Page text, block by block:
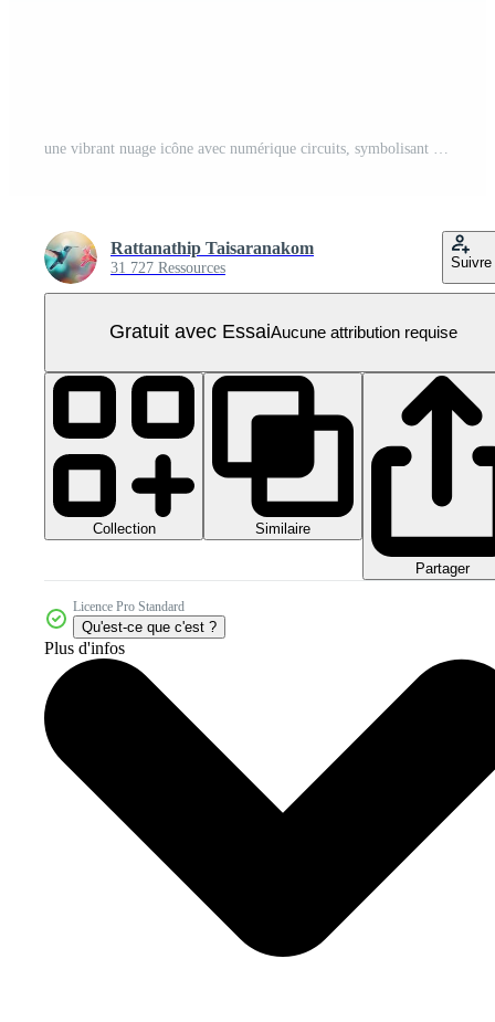
Rattanathip Taisaranakom
31 727 Ressources Suivre
Gratuit avec EssaiAucune attribution requise
Collection Similaire
Partager
Licence Pro Standard
Qu'est-ce que c'est ?
Plus d'infos